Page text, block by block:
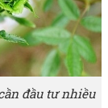
đầu tư nhiều